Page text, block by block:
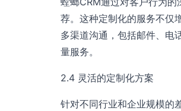
荐。这种定制化的服务不仅
多渠道沟通，包括邮件、电
量服务。
2.4 灵活的定制化方案
针对不同行业和企业规模的